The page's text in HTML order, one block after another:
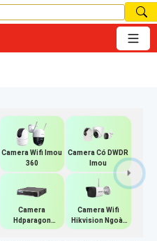
Camera Wifi Imou
360
Camera Có DWDR
Imou
Camera
Hdparagon
Starlight
Camera Wifi
Hikvision Ngoài
Trời